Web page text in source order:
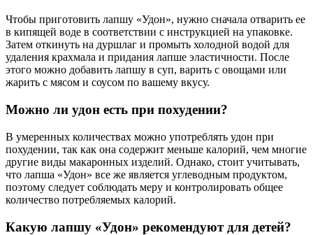
Чтобы приготовить лапшу «Удон», нужно сначала отварить ее
в кипящей воде в соответствии с инструкцией на упаковке.
Затем откинуть на дуршлаг и промыть холодной водой для
удаления крахмала и придания лапше эластичности. После
этого можно добавить лапшу в суп, варить с овощами или
жарить с мясом и соусом по вашему вкусу.
Можно ли удон есть при похудении?
В умеренных количествах можно употреблять удон при
похудении, так как она содержит меньше калорий, чем многие
другие виды макаронных изделий. Однако, стоит учитывать,
что лапша «Удон» все же является углеводным продуктом,
поэтому следует соблюдать меру и контролировать общее
количество потребляемых калорий.
Какую лапшу «Удон» рекомендуют для детей?